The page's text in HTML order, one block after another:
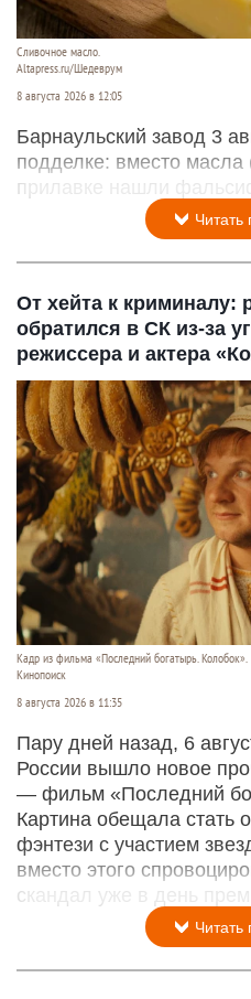
Сливочное масло.
Altapress.ru/Шедеврум
8 августа 2026 в 12:05
Барнаульский завод 3
подделке: вместо масла
прилавке нашли
Читать
От хейта к криминалу:
обратился в СК из-за
режиссера и актера
Кадр из фильма «Последний богатырь. Колобок».
Кинопоиск
8 августа 2026 в 11:35
Пару дней назад, 6
России вышло новое
— фильм «Последний
Картина обещала стать
фэнтези с участием
вместо этого
скандал уже в день
Читать